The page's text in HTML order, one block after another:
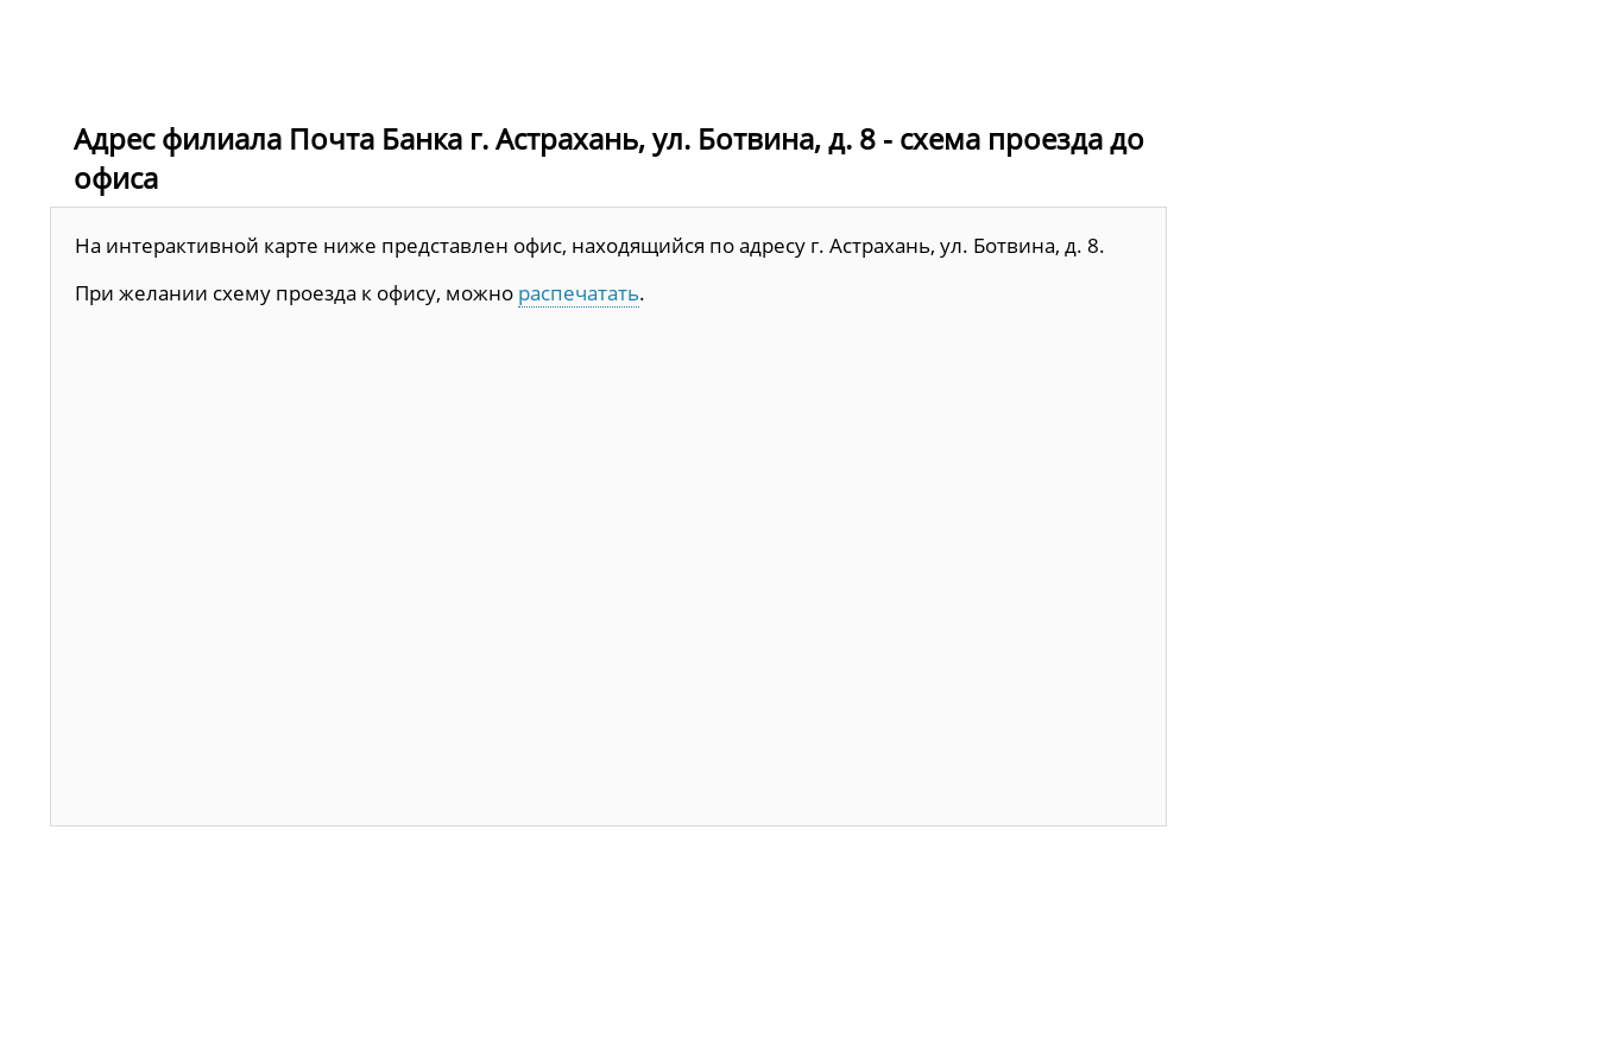
Адрес филиала Почта Банка г. Астрахань, ул. Ботвина, д. 8 - схема проезда до
офиса
На интерактивной карте ниже представлен офис, находящийся по адресу г. Астрахань, ул. Ботвина, д. 8.
При желании схему проезда к офису, можно распечатать.